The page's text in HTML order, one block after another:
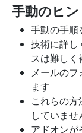
手動のヒ
手動の手順
技術に詳し
スは難しく
メールの
ます
これらの
していませ
アドオンが